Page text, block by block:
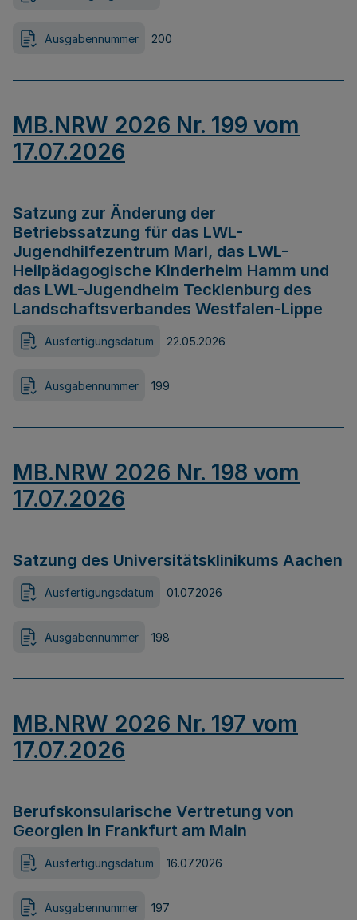
Ausgabennummer 200
MB.NRW 2026 Nr. 199 vom
17.07.2026
Satzung zur Änderung der
Betriebssatzung für das LWL-
Jugendhilfezentrum Marl, das LWL-
Heilpädagogische Kinderheim Hamm und
das LWL-Jugendheim Tecklenburg des
Landschaftsverbandes Westfalen-Lippe
Ausfertigungsdatum 22.05.2026
Ausgabennummer 199
MB.NRW 2026 Nr. 198 vom
17.07.2026
Satzung des Universitätsklinikums Aachen
Ausfertigungsdatum 01.07.2026
Ausgabennummer 198
MB.NRW 2026 Nr. 197 vom
17.07.2026
Berufskonsularische Vertretung von
Georgien in Frankfurt am Main
Ausfertigungsdatum 16.07.2026
Ausgabennummer 197